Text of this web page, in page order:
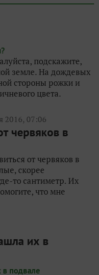
подскажите,
земле. На дождевых
стороны рожки и
цвета.
2016, 07:06
червяков в
от червяков в
скорее
то сантиметр. Их
что мне
их в